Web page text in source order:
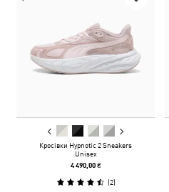
Кросівки Hypnotic 2 Sneakers
Unisex
4 490,00 ₴
(2)